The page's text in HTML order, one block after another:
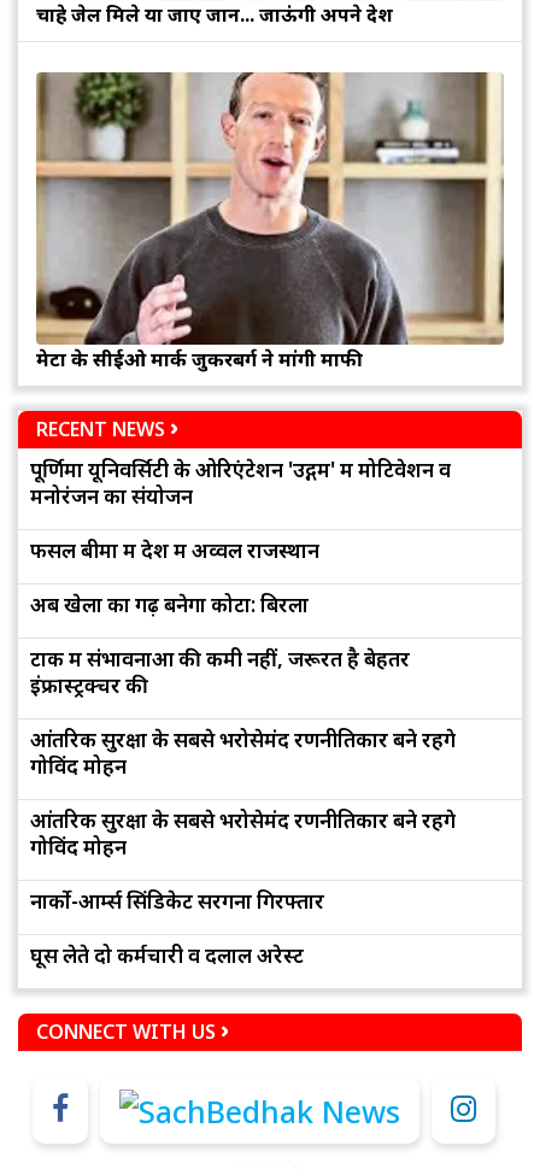
चाहे जेल मिले या जाए जान... जाऊंगी अपने देश
मेटा के सीईओ मार्क जुकरबर्ग ने मांगी माफी
RECENT NEWS
पूर्णिमा यूनिवर्सिटी के ओरिएंटेशन 'उद्गम' में मोटिवेशन व
मनोरंजन का संयोजन
फसल बीमा में देश में अव्वल राजस्थान
अब खेलों का गढ़ बनेगा कोटा: बिरला
टोंक में संभावनाओं की कमी नहीं, जरूरत है बेहतर
इंफ्रास्ट्रक्चर की
आंतरिक सुरक्षा के सबसे भरोसेमंद रणनीतिकार बने रहेंगे
गोविंद मोहन
आंतरिक सुरक्षा के सबसे भरोसेमंद रणनीतिकार बने रहेंगे
गोविंद मोहन
नार्को-आर्म्स सिंडिकेट सरगना गिरफ्तार
घूस लेते दो कर्मचारी व दलाल अरेस्ट
CONNECT WITH US